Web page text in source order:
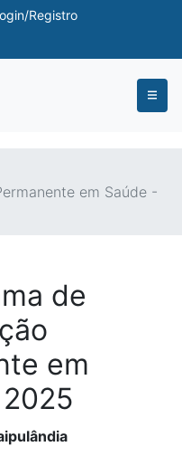
Registro
em Saúde -
de
em